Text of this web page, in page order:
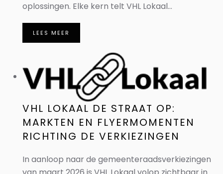
oplossingen. Elke kern telt VHL Lokaal...
LEES MEER
VHL LOKAAL DE STRAAT OP:
MARKTEN EN FLYERMOMENTEN
RICHTING DE VERKIEZINGEN
In aanloop naar de gemeenteraadsverkiezingen